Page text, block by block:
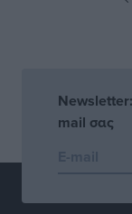
mail σας